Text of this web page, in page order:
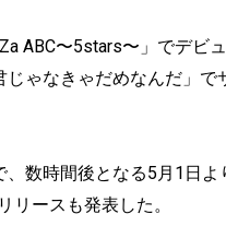
ABC〜5stars〜」でデビ
ゃなきゃだめなんだ」
数時間後となる5月1日
リースも発表した。